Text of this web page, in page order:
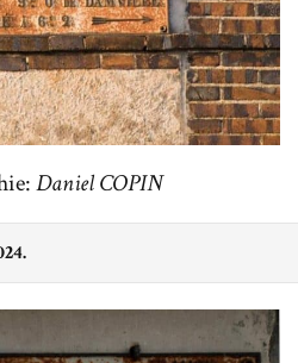
Daniel COPIN